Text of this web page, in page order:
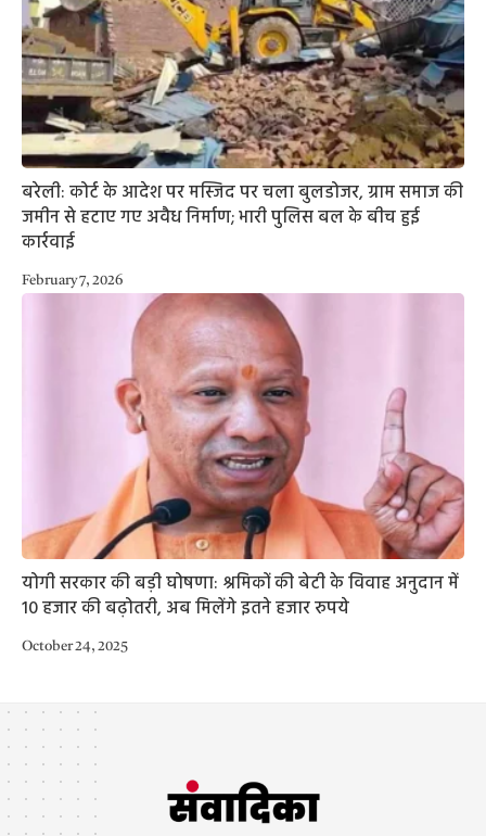
बरेली: कोर्ट के आदेश पर मस्जिद पर चला बुलडोजर, ग्राम समाज की
जमीन से हटाए गए अवैध निर्माण; भारी पुलिस बल के बीच हुई
कार्रवाई
February 7, 2026
योगी सरकार की बड़ी घोषणा: श्रमिकों की बेटी के विवाह अनुदान में
10 हजार की बढ़ोतरी, अब मिलेंगे इतने हजार रुपये
October 24, 2025